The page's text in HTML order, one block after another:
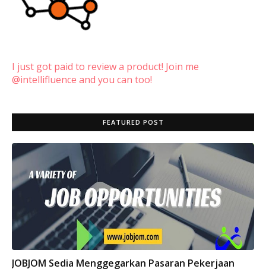
I just got paid to review a product! Join me
@intellifluence and you can too!
FEATURED POST
INFO
JOBJOM Sedia Menggegarkan Pasaran Pekerjaan